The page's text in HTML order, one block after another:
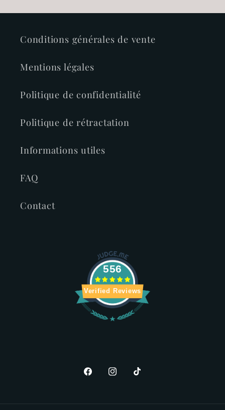
Conditions générales de vente
Mentions légales
Politique de confidentialité
Politique de rétractation
Informations utiles
FAQ
Contact
556
Verified Reviews
FacebookInstagram
TikTok